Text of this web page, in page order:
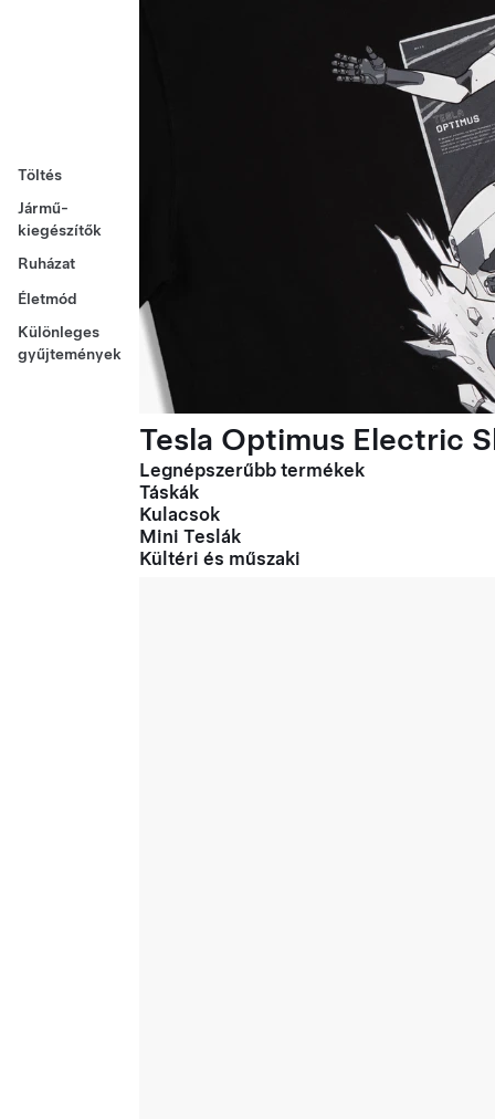
Töltés
Jármű-
kiegészítők
Ruházat
Életmód
Különleges
gyűjtemények
Tesla Optimus Electric
Legnépszerűbb termékek
Táskák
Kulacsok
Mini Teslák
Kültéri és műszaki